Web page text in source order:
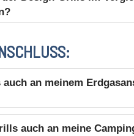
an meinem
auch an meine